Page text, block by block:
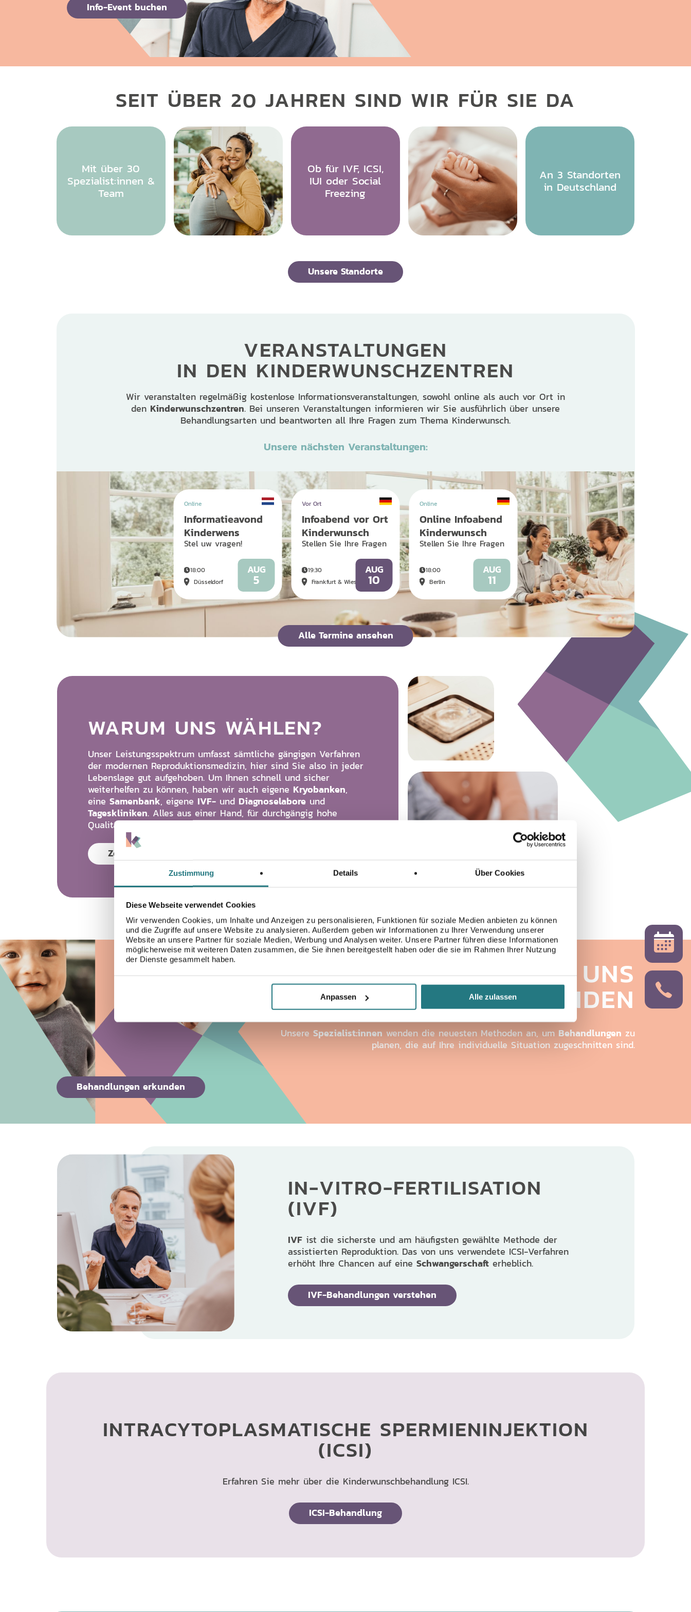
Zustimmung Details Über Cookies
Diese Webseite verwendet Cookies
Wir verwenden Cookies, um Inhalte und Anzeigen zu personalisieren, Funktionen für soziale Medien anbieten zu können
und die Zugriffe auf unsere Website zu analysieren. Außerdem geben wir Informationen zu Ihrer Verwendung unserer
Website an unsere Partner für soziale Medien, Werbung und Analysen weiter. Unsere Partner führen diese Informationen
möglicherweise mit weiteren Daten zusammen, die Sie ihnen bereitgestellt haben oder die sie im Rahmen Ihrer Nutzung
der Dienste gesammelt haben.
Anpassen Alle zulassen
Info-Event buchen
SEIT ÜBER 20 JAHREN SIND WIR FÜR SIE DA
Mit über 30
Spezialist:innen &
Team
Ob für IVF, ICSI,
IUI oder Social
Freezing
An 3 Standorten
in Deutschland
Unsere Standorte
VERANSTALTUNGEN
IN DEN KINDERWUNSCHZENTREN
Wir veranstalten regelmäßig kostenlose Informationsveranstaltungen, sowohl online als auch vor Ort in
den Kinderwunschzentren. Bei unseren Veranstaltungen informieren wir Sie ausführlich über unsere
Behandlungsarten und beantworten all Ihre Fragen zum Thema Kinderwunsch.
Unsere nächsten Veranstaltungen:
Online
Informatieavond
Kinderwens
Stel uw vragen!
18:00
Düsseldorf
AUG
5
Vor Ort
Infoabend vor Ort
Kinderwunsch
Stellen Sie Ihre Fragen
19:30
Frankfurt & Wiesbaden
AUG
10
Online
Online Infoabend
Kinderwunsch
Stellen Sie Ihre Fragen
18:00
Berlin
AUG
11
Alle Termine ansehen
WARUM UNS WÄHLEN?
Unser Leistungsspektrum umfasst sämtliche gängigen Verfahren
der modernen Reproduktionsmedizin, hier sind Sie also in jeder
Lebenslage gut aufgehoben. Um Ihnen schnell und sicher
weiterhelfen zu können, haben wir auch eigene Kryobanken,
eine Samenbank, eigene IVF-und Diagnoselaboreund
Tageskliniken. Alles aus einer Hand, für durchgängig hohe
Qualität.
Zentrum in der Nähe finden
LASSEN SIE UNS
DEN RICHTIGEN ANSATZ FINDEN
Unsere Spezialist:innen wenden die neuesten Methoden an, um Behandlungen zu
planen, die auf Ihre individuelle Situation zugeschnitten sind.
Behandlungen erkunden
IN-VITRO-FERTILISATION
(IVF)
IVF ist die sicherste und am häufigsten gewählte Methode der
assistierten Reproduktion. Das von uns verwendete ICSI-Verfahren
erhöht Ihre Chancen auf eineSchwangerschaft erheblich.
IVF-Behandlungen verstehen
INTRACYTO­PLASMATISCHE SPERMIEN­INJEKTION
(ICSI)
Erfahren Sie mehr über die Kinderwunschbehandlung ICSI.
ICSI-Behandlung